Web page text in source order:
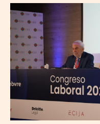
El
nuevo
panorama
laboral,
las
novedades
jurisprudenciales,
el
tiempo
de
trabajo
y